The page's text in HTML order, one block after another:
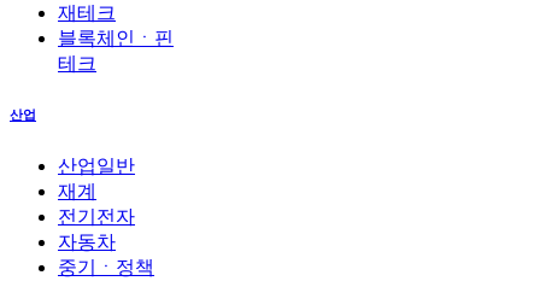
재테크
블록체인ㆍ핀
테크
산업
산업일반
재계
전기전자
자동차
중기ㆍ정책